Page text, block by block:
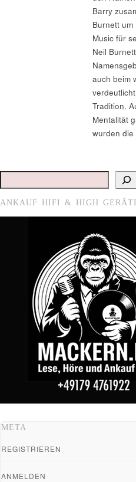
Barry
Burnett
Music für
Neil
auch beim
Tradition.
Mentalität
wurden die
ANKAUF HIFI & HIGH
META
REGISTRIEREN
ANMELDEN